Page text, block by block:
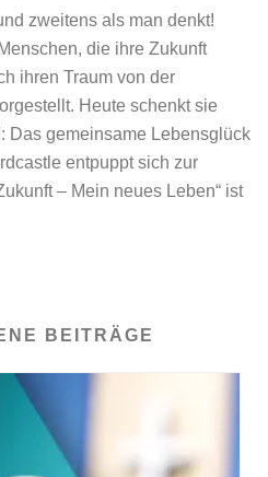
zweitens als man denkt!
die ihre Zukunft
ihren Traum von der
Heute schenkt sie
Das gemeinsame Lebensglück
entpuppt sich zur
– Mein neues Leben“ ist
BEITRÄGE